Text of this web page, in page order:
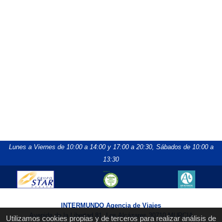
Utilizamos cookies propias y de terceros para realizar análisis de
Lunes a Viernes de 10:00 a 14:00 y 17:00 a 20:30, Sábados de 10:00 a
13:30
INTERMUNDO Agencia de Viajes
Avenida de la Libertad 81, Los Alcázares 30710 MURCIA